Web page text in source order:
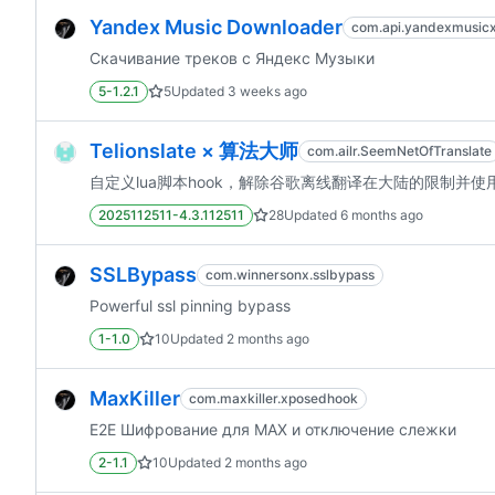
Yandex Music Downloader
Скачивание треков с Яндекс Музыки
5-1.2.1 5Updated 3 weeks ago
Telionslate × 算法大师 com.ailr.SeemNetOfTranslate
自定义lua脚本hook，解除谷歌离线翻译在大陆的限制并使
2025112511-4.3.112511 28Updated 6 months ago
SSLBypass com.winnersonx.sslbypass
Powerful ssl pinning bypass
1-1.0 10Updated 2 months ago
MaxKiller com.maxkiller.xposedhook
E2E Шифрование для MAX и отключение слежки
2-1.1 10Updated 2 months ago